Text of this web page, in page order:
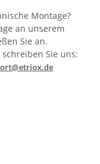
Montage?
an unserem
Sie an.
Sie uns: